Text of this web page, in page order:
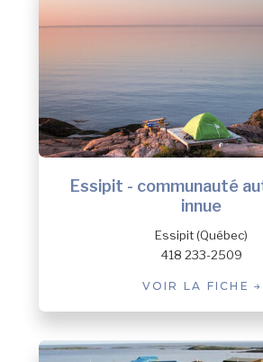
Essipit - communauté
innue
Essipit (Québec)
418 233-2509
VOIR LA FICHE